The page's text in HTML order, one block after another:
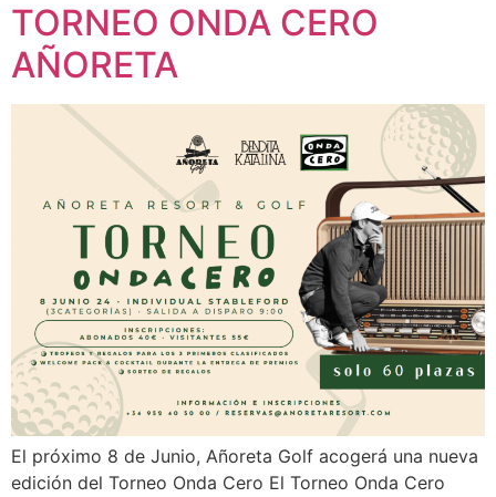
TORNEO ONDA CERO
AÑORETA
El próximo 8 de Junio, Añoreta Golf acogerá una nueva
edición del Torneo Onda Cero El Torneo Onda Cero